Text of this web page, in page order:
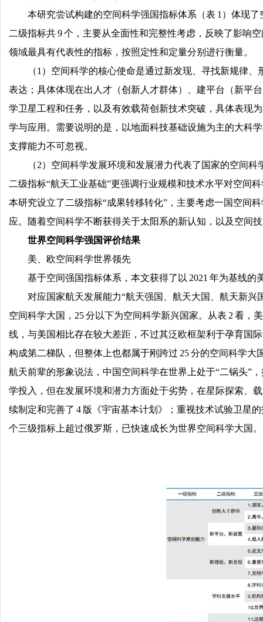
本研究尝试构建的空间科学强国指标体系（表 1）体现
二级指标共 9 个，主要从全面性和完整性考虑，反映了影响
领域最具有代表性的指标，按照定性和定量分别进行衡量。
（1）空间科学的核心使命是通过新发现、寻找新规律
表达；具体体现在出人才（创新人才群体）、建平台（新平
学卫星工程和任务，以及有效载荷创新技术突破，具体表现
学与应用。需要说明的是，以地面科技基础设施为主的大科
支撑能力不可忽视。
（2）空间科学发展环境和发展潜力代表了国家的空间
二级指标“航天工业基础”更强调行业规模和技术水平对空间
本研究设立了二级指标“成果转移转化”，主要考虑一国空间
应。随着空间科学不断获得关于太阳系的新认知，以及空间
世界空间科学强国评价结果
美、欧空间科学世界领先
基于空间强国指标体系，本文获得了以 2021 年为基线
对应国家航天发展能力“航天强国、航天大国、航天新
空间科学大国，25 分以下为空间科学新兴国家。从表 2 看
线，与美国相比存在较大差距，不过其泛欧框架利于孕育国
构成第二梯队，但整体上也都属于刚跨过 25 分的空间科学
航天前辈的形象说法，中国空间科学在世界上处于“二锅头”
学投入，但在发展环境和潜力方面处于劣势，在星际探索、
续制定和完善了 4 版《宇宙基本计划》；重视技术试验卫星
个三级指标上超过俄罗斯，已快速成长为世界空间科学大国。